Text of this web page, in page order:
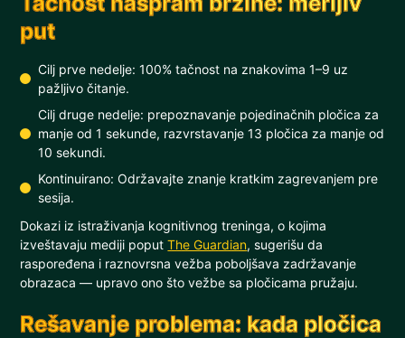
put
Cilj prve nedelje: 100% tačnost na znakovima 1–9 uz
pažljivo čitanje.
Cilj druge nedelje: prepoznavanje pojedinačnih pločica za
manje od 1 sekunde, razvrstavanje 13 pločica za manje od
10 sekundi.
Kontinuirano: Održavajte znanje kratkim zagrevanjem pre
sesija.
Dokazi iz istraživanja kognitivnog treninga, o kojima
izveštavaju mediji poputThe Guardian, sugerišu da
raspoređena i raznovrsna vežba poboljšava zadržavanje
obrazaca — upravo ono što vežbe sa pločicama pružaju.
Rešavanje problema: kada pločica